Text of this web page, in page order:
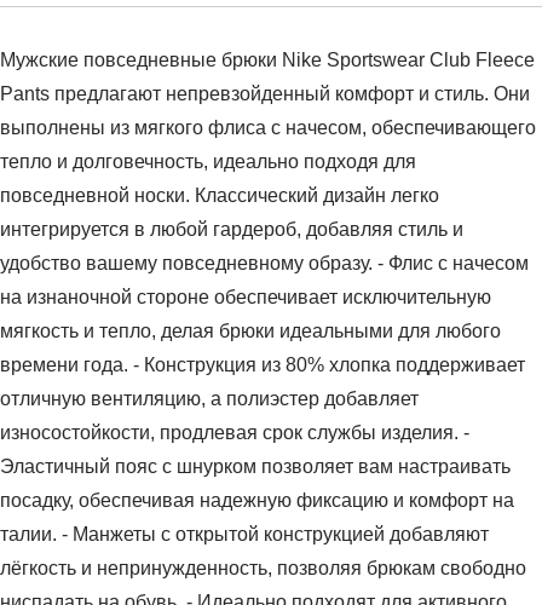
Мужские повседневные брюки Nike Sportswear Club Fleece
Pants предлагают непревзойденный комфорт и стиль. Они
выполнены из мягкого флиса с начесом, обеспечивающего
тепло и долговечность, идеально подходя для
повседневной носки. Классический дизайн легко
интегрируется в любой гардероб, добавляя стиль и
удобство вашему повседневному образу. - Флис с начесом
на изнаночной стороне обеспечивает исключительную
мягкость и тепло, делая брюки идеальными для любого
времени года. - Конструкция из 80% хлопка поддерживает
отличную вентиляцию, а полиэстер добавляет
износостойкости, продлевая срок службы изделия. -
Эластичный пояс с шнурком позволяет вам настраивать
посадку, обеспечивая надежную фиксацию и комфорт на
талии. - Манжеты с открытой конструкцией добавляют
лёгкость и непринужденность, позволяя брюкам свободно